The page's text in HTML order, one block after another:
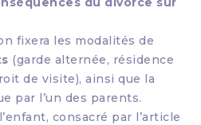
fixera les modalités de
(garde alternée, résidence
de visite), ainsi que la
par l’un des parents.
consacré par l’article